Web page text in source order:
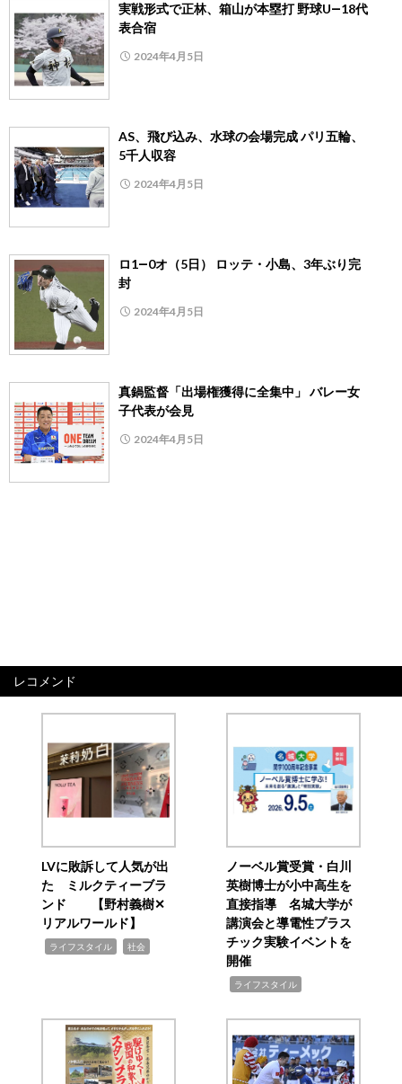
実戦形式で正林、箱山が本塁打 野球U―18代
表合宿
2024年4月5日
AS、飛び込み、水球の会場完成 パリ五輪、
5千人収容
2024年4月5日
ロ1―0オ（5日） ロッテ・小島、3年ぶり完
封
2024年4月5日
真鍋監督「出場権獲得に全集中」 バレー女
子代表が会見
2024年4月5日
レコメンド
LVに敗訴して人気が出
た ミルクティーブラ
ンド 【野村義樹✕
リアルワールド】
ライフスタイル 社会
ノーベル賞受賞・白川
英樹博士が小中高生を
直接指導 名城大学が
講演会と導電性プラス
チック実験イベントを
開催
ライフスタイル